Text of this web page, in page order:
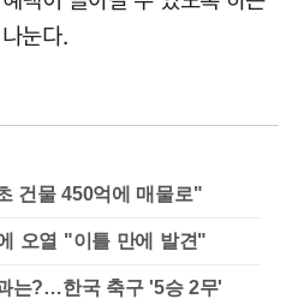
눈다.
건물 450억에 매물로"
오열 "이틀 만에 발견"
는?…한국 축구 '5승 2무'